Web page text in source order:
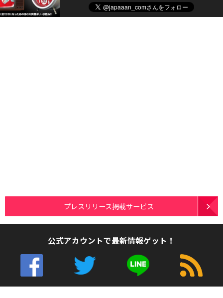
プレスリリース掲載サービス
公式アカウントで最新情報ゲット！